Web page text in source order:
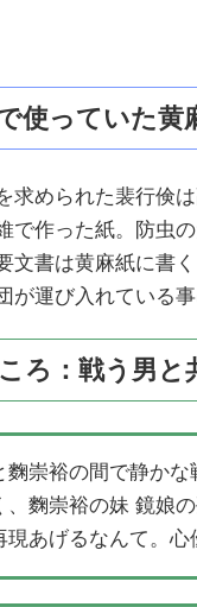
使っていた黄
求められた裴行倹
で作った紙。防虫
文書は黄麻紙に書
が運び入れている
ろ：戦う男と
麴崇裕の間で静か
、麴崇裕の妹 鏡娘
あげるなんて。心